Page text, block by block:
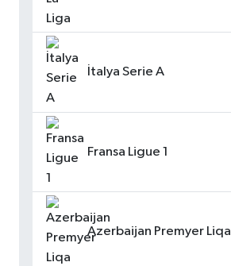
İtalya Serie A
Fransa Ligue 1
Azerbaijan Premyer Liqa